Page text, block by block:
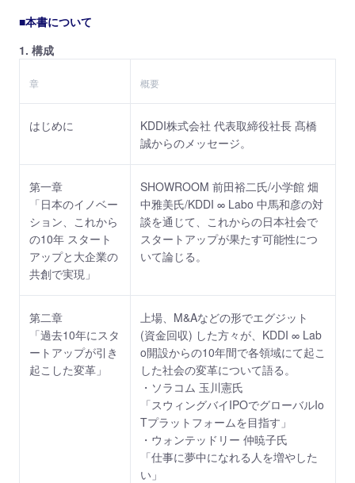
■本書について
1. 構成
章 概要
はじめに
KDDI株式会社 代表取締役社長 髙橋
誠からのメッセージ。
第一章
「日本のイノベー
ション、これから
の10年 スタート
アップと大企業の
共創で実現」
SHOWROOM 前田裕二氏/小学館 畑
中雅美氏/KDDI ∞ Labo 中馬和彦の対
談を通じて、これからの日本社会で
スタートアップが果たす可能性につ
いて論じる。
第二章
「過去10年にスタ
ートアップが引き
起こした変革」
上場、M&Aなどの形でエグジット
(資金回収) した方々が、KDDI ∞ Lab
o開設からの10年間で各領域にて起こ
した社会の変革について語る。
・ソラコム 玉川憲氏
「スウィングバイIPOでグローバルIo
Tプラットフォームを目指す」
・ウォンテッドリー 仲暁子氏
「仕事に夢中になれる人を増やした
い」